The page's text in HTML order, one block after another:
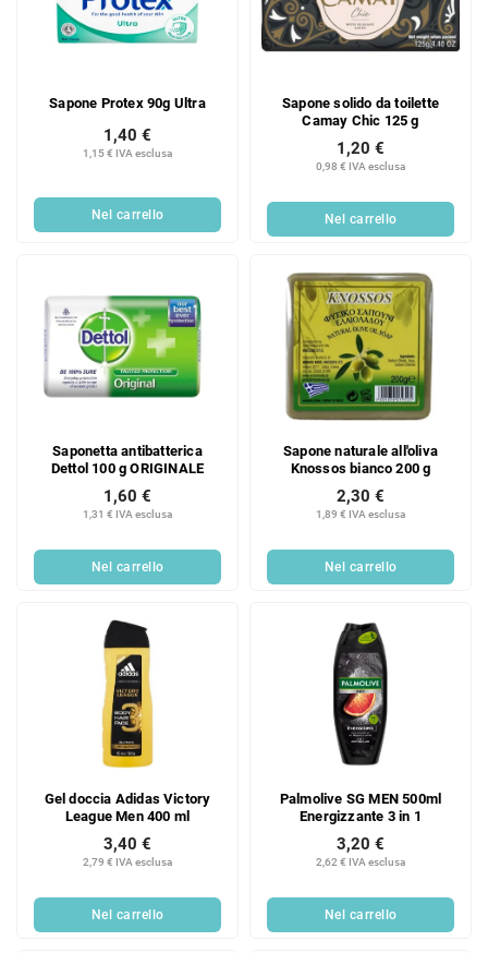
Sapone Protex 90g Ultra
1,15 € IVA esclusa
1,40 €
Nel carrello
Sapone solido da toilette
Camay Chic 125 g
0,98 € IVA esclusa
1,20 €
Nel carrello
Saponetta antibatterica
Dettol 100 g ORIGINALE
1,31 € IVA esclusa
1,60 €
Nel carrello
Sapone naturale all'oliva
Knossos bianco 200 g
1,89 € IVA esclusa
2,30 €
Nel carrello
Gel doccia Adidas Victory
League Men 400 ml
2,79 € IVA esclusa
3,40 €
Nel carrello
Palmolive SG MEN 500ml
Energizzante 3 in 1
2,62 € IVA esclusa
3,20 €
Nel carrello